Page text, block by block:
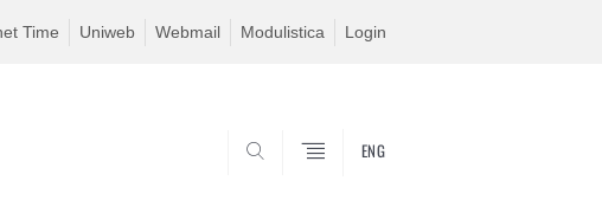
Time Uniweb Webmail Modulistica Login
ENG